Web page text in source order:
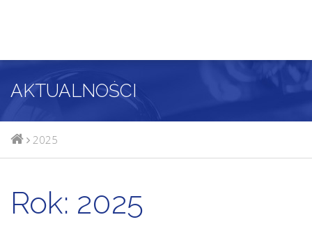
AKTUALNOŚCI
2025
Rok: 2025